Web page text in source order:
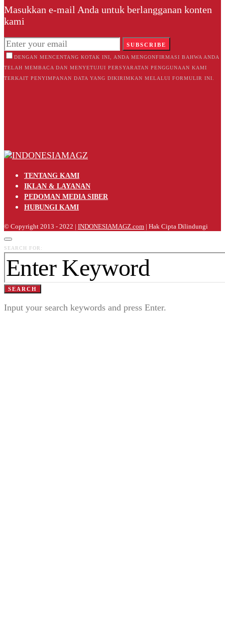
Masukkan e-mail Anda untuk berlangganan konten
kami
SUBSCRIBE
DENGAN MENCENTANG KOTAK INI, ANDA MENGONFIRMASI BAHWA ANDA
TELAH MEMBACA DAN MENYETUJUI PERSYARATAN PENGGUNAAN KAMI
TERKAIT PENYIMPANAN DATA YANG DIKIRIMKAN MELALUI FORMULIR INI.
TENTANG KAMI
IKLAN & LAYANAN
PEDOMAN MEDIA SIBER
HUBUNGI KAMI
© Copyright 2013 - 2022 | INDONESIAMAGZ.com | Hak Cipta Dilindungi
SEARCH FOR:
SEARCH
Input your search keywords and press Enter.